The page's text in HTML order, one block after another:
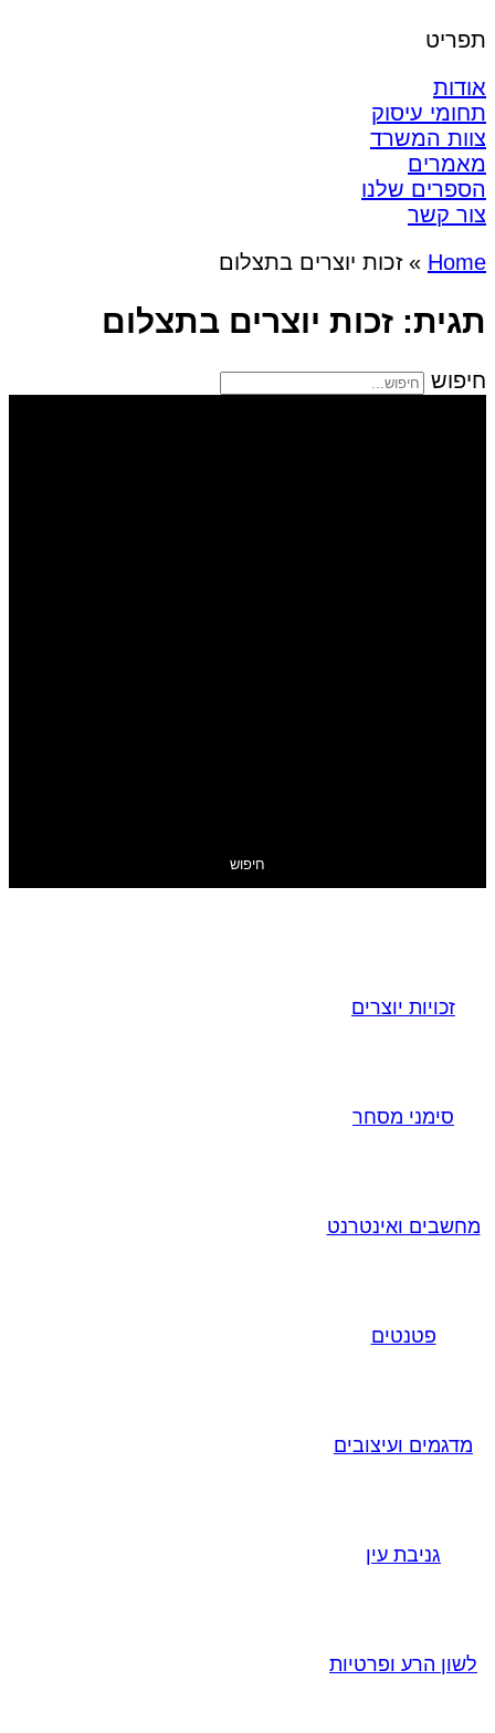
תפריט
אודות
תחומי עיסוק
צוות המשרד
מאמרים
הספרים שלנו
צור קשר
Home
»זכות יוצרים בתצלום
תגית: זכות יוצרים בתצלום
חיפוש
חיפוש
זכויות יוצרים
סימני מסחר
מחשבים ואינטרנט
פטנטים
מדגמים ועיצובים
גניבת עין
לשון הרע ופרטיות